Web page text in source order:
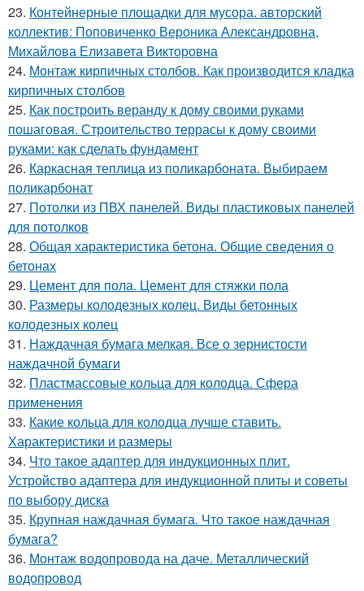
23. Контейнерные площадки для мусора. авторский
коллектив: Поповиченко Вероника Александровна,
Михайлова Елизавета Викторовна
24. Монтаж кирпичных столбов. Как производится кладка
кирпичных столбов
25. Как построить веранду к дому своими руками
пошаговая. Строительство террасы к дому своими
руками: как сделать фундамент
26. Каркасная теплица из поликарбоната. Выбираем
поликарбонат
27. Потолки из ПВХ панелей. Виды пластиковых панелей
для потолков
28. Общая характеристика бетона. Общие сведения о
бетонах
29. Цемент для пола. Цемент для стяжки пола
30. Размеры колодезных колец. Виды бетонных
колодезных колец
31. Наждачная бумага мелкая. Все о зернистости
наждачной бумаги
32. Пластмассовые кольца для колодца. Сфера
применения
33. Какие кольца для колодца лучше ставить.
Характеристики и размеры
34. Что такое адаптер для индукционных плит.
Устройство адаптера для индукционной плиты и советы
по выбору диска
35. Крупная наждачная бумага. Что такое наждачная
бумага?
36. Монтаж водопровода на даче. Металлический
водопровод